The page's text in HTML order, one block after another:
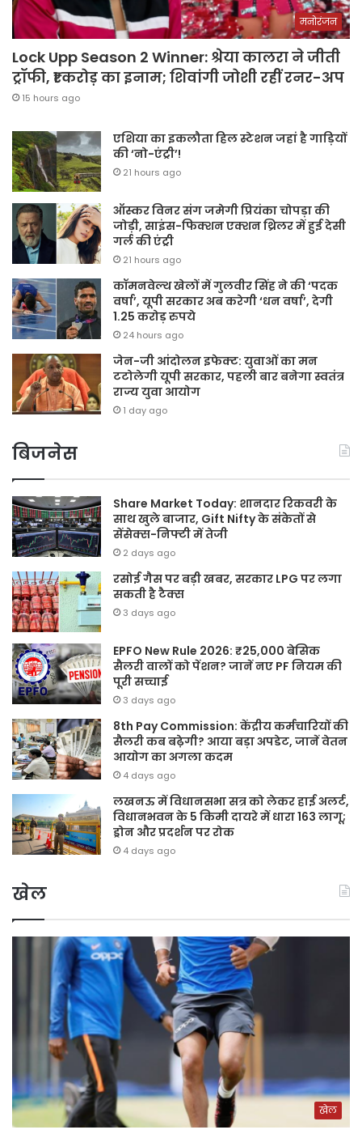
मनोरंजन
Lock Upp Season 2 Winner: श्रेया कालरा ने जीती
ट्रॉफी, ₹1 करोड़ का इनाम; शिवांगी जोशी रहीं रनर-अप
15 hours ago
एशिया का इकलौता हिल स्टेशन जहां है गाड़ियों
की ‘नो-एंट्री’!
21 hours ago
ऑस्कर विनर संग जमेगी प्रियंका चोपड़ा की
जोड़ी, साइंस-फिक्शन एक्शन थ्रिलर में हुई देसी
गर्ल की एंट्री
21 hours ago
कॉमनवेल्थ खेलों में गुलवीर सिंह ने की ‘पदक
वर्षा’, यूपी सरकार अब करेगी ‘धन वर्षा’, देगी
1.25 करोड़ रुपये
24 hours ago
जेन-जी आंदोलन इफेक्ट: युवाओं का मन
टटोलेगी यूपी सरकार, पहली बार बनेगा स्वतंत्र
राज्य युवा आयोग
1 day ago
बिजनेस
Share Market Today: शानदार रिकवरी के
साथ खुले बाजार, Gift Nifty के संकेतों से
सेंसेक्स-निफ्टी में तेजी
2 days ago
रसोई गैस पर बड़ी खबर, सरकार LPG पर लगा
सकती है टैक्स
3 days ago
EPFO New Rule 2026: ₹25,000 बेसिक
सैलरी वालों को पेंशन? जानें नए PF नियम की
पूरी सच्चाई
3 days ago
8th Pay Commission: केंद्रीय कर्मचारियों की
सैलरी कब बढ़ेगी? आया बड़ा अपडेट, जानें वेतन
आयोग का अगला कदम
4 days ago
लखनऊ में विधानसभा सत्र को लेकर हाई अलर्ट,
विधानभवन के 5 किमी दायरे में धारा 163 लागू;
ड्रोन और प्रदर्शन पर रोक
4 days ago
खेल
खेल